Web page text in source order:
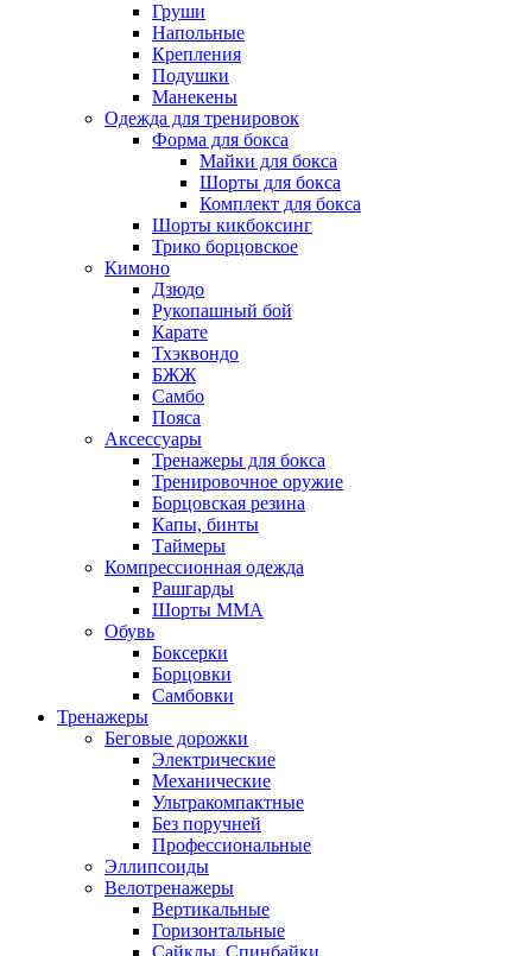
Груши
Напольные
Крепления
Подушки
Манекены
Одежда для тренировок
Форма для бокса
Майки для бокса
Шорты для бокса
Комплект для бокса
Шорты кикбоксинг
Трико борцовское
Кимоно
Дзюдо
Рукопашный бой
Карате
Тхэквондо
БЖЖ
Самбо
Пояса
Аксессуары
Тренажеры для бокса
Тренировочное оружие
Борцовская резина
Капы, бинты
Таймеры
Компрессионная одежда
Рашгарды
Шорты MMA
Обувь
Боксерки
Борцовки
Самбовки
Тренажеры
Беговые дорожки
Электрические
Механические
Ультракомпактные
Без поручней
Профессиональные
Эллипсоиды
Велотренажеры
Вертикальные
Горизонтальные
Сайклы, Спинбайки